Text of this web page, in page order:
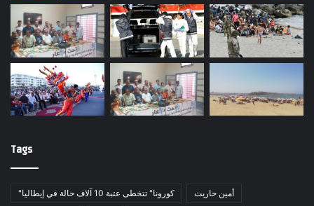
Tags
"كورونا" تتخطى عتبة 10 آلاف حالة في إيطاليا أمين حاريت